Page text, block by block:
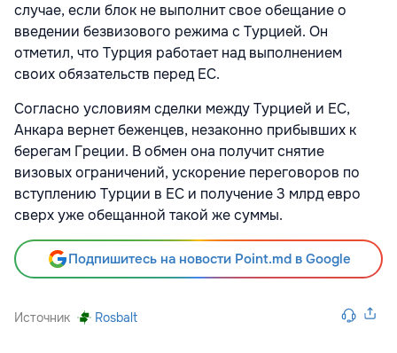
случае, если блок не выполнит свое обещание о
введении безвизового режима с Турцией. Он
отметил, что Турция работает над выполнением
своих обязательств перед ЕС.
Согласно условиям сделки между Турцией и ЕС,
Анкара вернет беженцев, незаконно прибывших к
берегам Греции. В обмен она получит снятие
визовых ограничений, ускорение переговоров по
вступлению Турции в ЕС и получение 3 млрд евро
сверх уже обещанной такой же суммы.
Подпишитесь на новости Point.md в Google
Источник Rosbalt